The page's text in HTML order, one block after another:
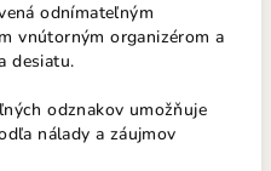
odnímateľným
vnútorným organizérom a
desiatu.
odznakov umožňuje
nálady a záujmov